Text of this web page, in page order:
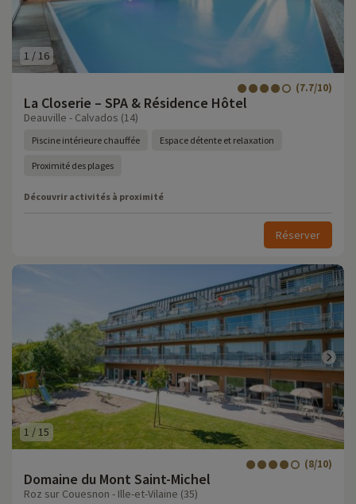
1 /16
La Closerie – SPA & Résidence Hôtel
(7.7/10)
Deauville - Calvados (14)
Piscine intérieure chauffée Espace détente et relaxation
Proximité des plages
Découvrir activités à proximité
Réserver
1 / 15
Domaine du Mont Saint-Michel
(8/10)
Roz sur Couesnon - Ille-et-Vilaine (35)